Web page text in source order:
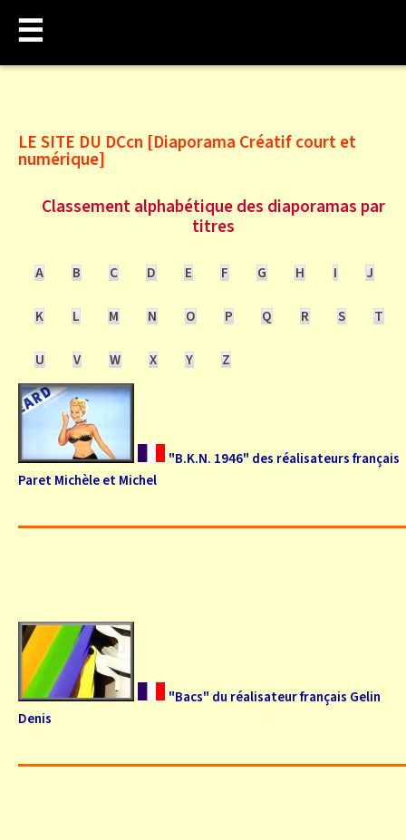
☰
LE SITE DU DCcn [Diaporama Créatif court et
numérique]
Classement alphabétique des diaporamas par
titres
A B C D E F G H I J
K L M N O P Q R S T
U V W X Y Z
"B.K.N. 1946" des réalisateurs français
Paret Michèle et Michel
"Bacs" du réalisateur français Gelin
Denis